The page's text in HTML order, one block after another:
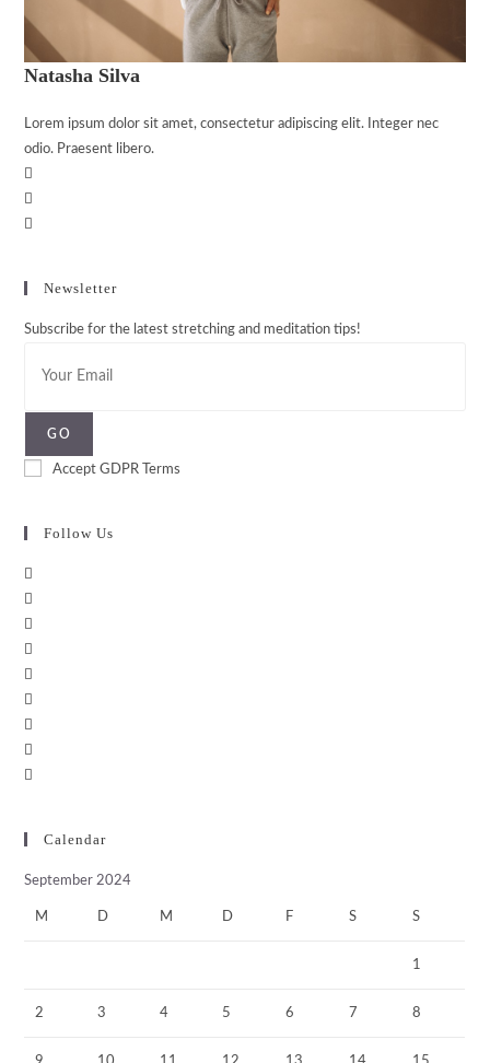
Natasha Silva
Lorem ipsum dolor sit amet, consectetur adipiscing elit. Integer nec
odio. Praesent libero.
Newsletter
Subscribe for the latest stretching and meditation tips!
GO
Accept GDPR Terms
Follow Us
Calendar
September 2024
M D M D F S S
1
2 3 4 5 6 7 8